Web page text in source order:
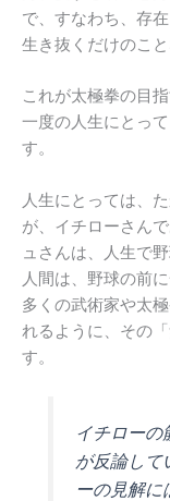
で、すなわち、存
生き抜くだけのこと
これが太極拳の目
一度の人生にとっ
す。
人生にとっては、
が、イチローさん
ュさんは、人生で
人間は、野球の前
多くの武術家や太
れるように、その
す。
イチローの
が反論して
ーの見解